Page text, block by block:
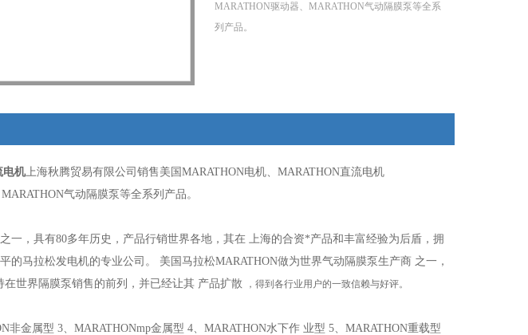
MARATHON驱动器、MARATHON气动隔膜泵等全系
列产品。
电机上海秋腾贸易有限公司销售美国MARATHON电机、MARATHON直流电机
气动隔膜泵等全系列产品。
一，具有80多年历史，产品行销世界各地，其在 上海的合资*产品和丰富经验为后盾，拥
马拉松发电机的专业公司。 美国马拉松MARATHON做为世界气动隔膜泵生产商 之一，
世界隔膜泵销售的前列，并已经让其 产品扩散
，得到各行业用户的一致信赖与好评。
非金属型 3、MARATHONmp金属型 4、MARATHON水下作 业型 5、MARATHON重载型